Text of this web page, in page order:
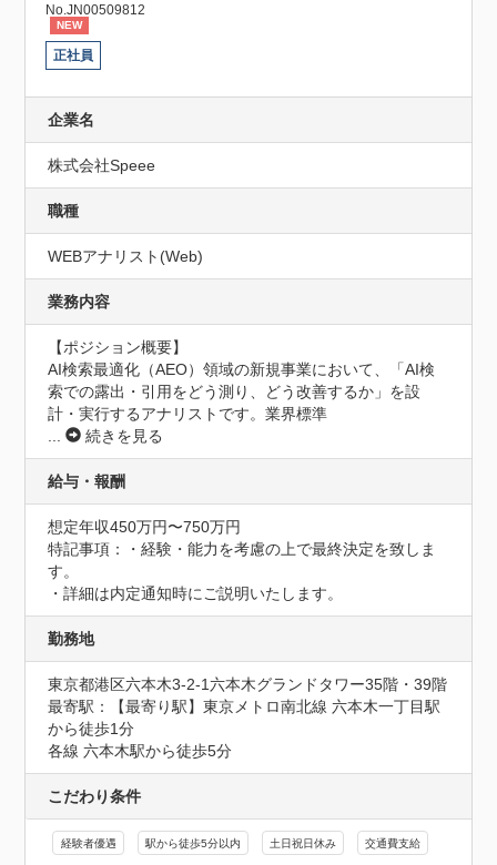
No.JN00509812
NEW
正社員
企業名
株式会社Speee
職種
WEBアナリスト(Web)
業務内容
【ポジション概要】
AI検索最適化（AEO）領域の新規事業において、「AI検
索での露出・引用をどう測り、どう改善するか」を設
計・実行するアナリストです。業界標準
...
続きを見る
給与・報酬
想定年収450万円〜750万円
特記事項：・経験・能力を考慮の上で最終決定を致しま
す。
・詳細は内定通知時にご説明いたします。
勤務地
東京都港区六本木3-2-1六本木グランドタワー35階・39階
最寄駅：【最寄り駅】東京メトロ南北線 六本木一丁目駅
から徒歩1分
各線 六本木駅から徒歩5分
こだわり条件
経験者優遇 駅から徒歩5分以内 土日祝日休み 交通費支給